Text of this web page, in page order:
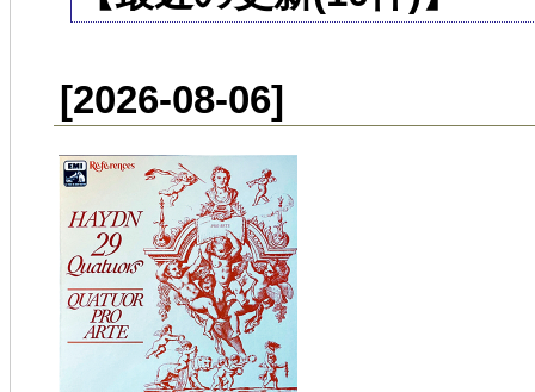
[2026-08-06]